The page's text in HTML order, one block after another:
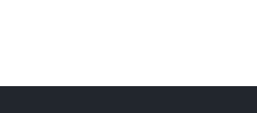
доставка осуществляется до